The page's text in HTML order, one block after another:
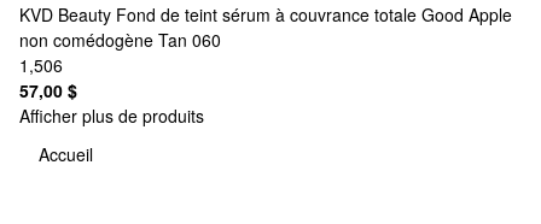
KVD Beauty Fond de teint sérum à couvrance totale Good Apple
non comédogène Tan 060
1,506
57,00 $
Afficher plus de produits
Accueil